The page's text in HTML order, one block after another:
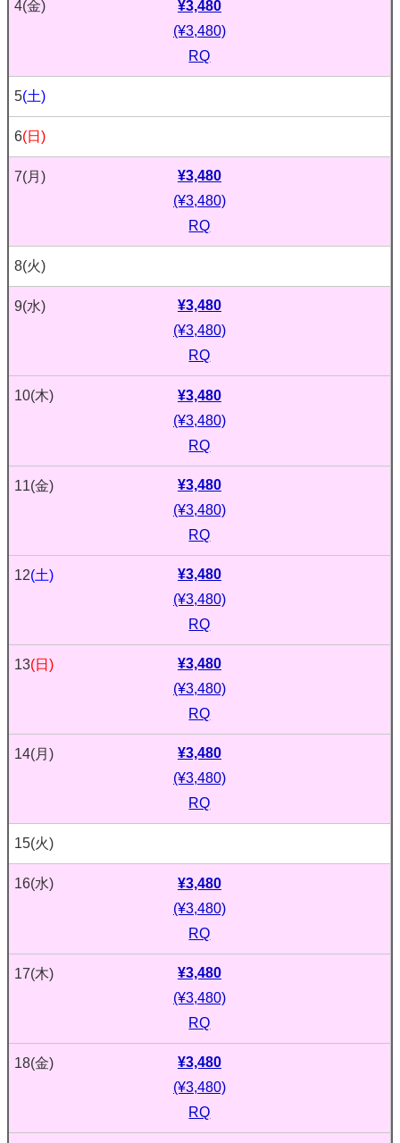
4(金)
¥3,480
(¥3,480)
RQ
5(土)
6(日)
7(月)
¥3,480
(¥3,480)
RQ
8(火)
9(水)
¥3,480
(¥3,480)
RQ
10(木)
¥3,480
(¥3,480)
RQ
11(金)
¥3,480
(¥3,480)
RQ
12(土)
¥3,480
(¥3,480)
RQ
13(日)
¥3,480
(¥3,480)
RQ
14(月)
¥3,480
(¥3,480)
RQ
15(火)
16(水)
¥3,480
(¥3,480)
RQ
17(木)
¥3,480
(¥3,480)
RQ
18(金)
¥3,480
(¥3,480)
RQ